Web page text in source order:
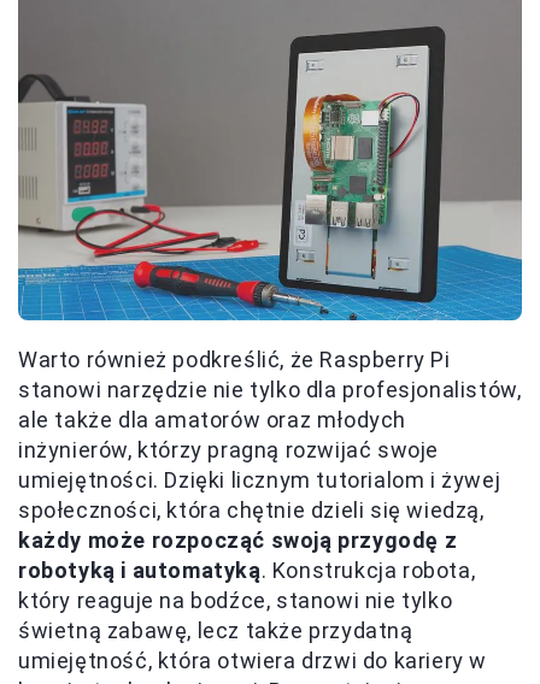
Warto również podkreślić, że Raspberry Pi
stanowi narzędzie nie tylko dla profesjonalistów,
ale także dla amatorów oraz młodych
inżynierów, którzy pragną rozwijać swoje
umiejętności. Dzięki licznym tutorialom i żywej
społeczności, która chętnie dzieli się wiedzą,
każdy może rozpocząć swoją przygodę z
robotyką i automatyką. Konstrukcja robota,
który reaguje na bodźce, stanowi nie tylko
świetną zabawę, lecz także przydatną
umiejętność, która otwiera drzwi do kariery w